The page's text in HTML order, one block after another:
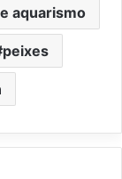
aquarismo
peixes